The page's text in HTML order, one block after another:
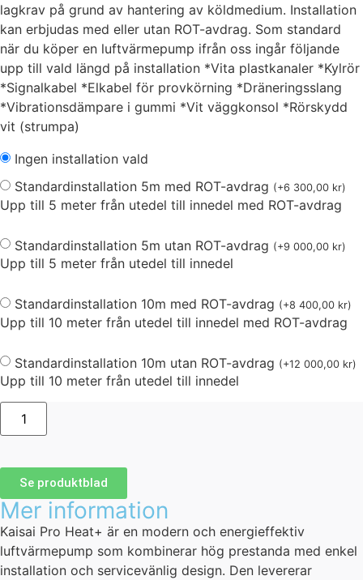
lagkrav på grund av hantering av köldmedium. Installation
kan erbjudas med eller utan ROT-avdrag. Som standard
när du köper en luftvärmepump ifrån oss ingår följande
upp till vald längd på installation *Vita plastkanaler *Kylrör
*Signalkabel *Elkabel för provkörning *Dräneringsslang
*Vibrationsdämpare i gummi *Vit väggkonsol *Rörskydd
vit (strumpa)
Ingen installation vald
Standardinstallation 5m med ROT-avdrag (+6 300,00 kr)
Upp till 5 meter från utedel till innedel med ROT-avdrag
Standardinstallation 5m utan ROT-avdrag (+9 000,00 kr)
Upp till 5 meter från utedel till innedel
Standardinstallation 10m med ROT-avdrag (+8 400,00 kr)
Upp till 10 meter från utedel till innedel med ROT-avdrag
Standardinstallation 10m utan ROT-avdrag (+12 000,00 kr)
Upp till 10 meter från utedel till innedel
Se produktblad
Mer information
Kaisai Pro Heat+ är en modern och energieffektiv
luftvärmepump som kombinerar hög prestanda med enkel
installation och servicevänlig design. Den levererar